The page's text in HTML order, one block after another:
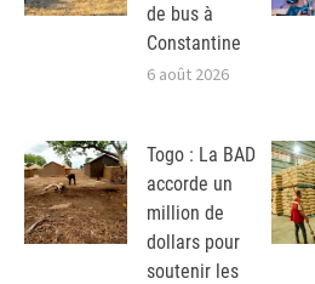
de bus à
Constantine
6 août 2026
Togo : La BAD
accorde un
million de
dollars pour
soutenir les